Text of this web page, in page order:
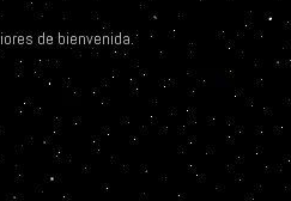
de bienvenida.